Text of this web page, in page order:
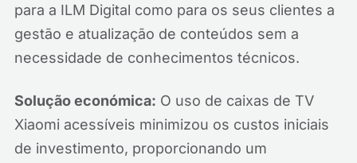
para a ILM Digital como para os seus clientes a
gestão e atualização de conteúdos sem a
necessidade de conhecimentos técnicos.
Solução económica: O uso de caixas de TV
Xiaomi acessíveis minimizou os custos iniciais
de investimento, proporcionando um